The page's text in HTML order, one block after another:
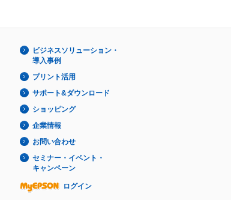
ビジネスソリューション・
導入事例
プリント活用
サポート&ダウンロード
ショッピング
企業情報
お問い合わせ
セミナー・イベント・
キャンペーン
ログイン